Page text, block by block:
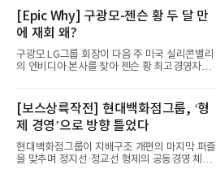
[Epic Why] 구광모-젠슨 황 두 달 만
에 재회 왜?
구광모 LG그룹 회장이 다음 주 미국 실리콘밸리
의 엔비디아 본사를 찾아 젠슨 황 최고경영자
[보스상륙작전] 현대백화점그룹, ‘형
제 경영’으로 방향 틀었다
현대백화점그룹이 지배구조 개편의 마지막 퍼즐
을 맞추며 정지선·정교선 형제의 공동경영 체제